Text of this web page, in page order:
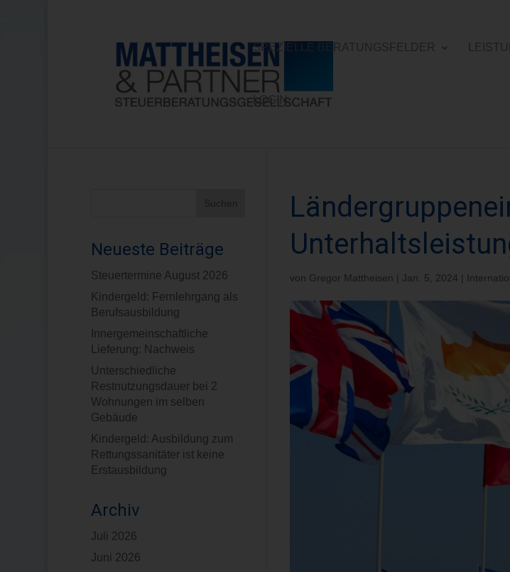
SPEZIELLE BERATUNGSFELDER
LOGIN
von Gregor Mattheisen Jan. 5, 2024
Neueste Beiträge
Steuertermine August 2026
Kindergeld: Fernlehrgang als
Berufsausbildung
Innergemeinschaftliche
Lieferung: Nachweis
Unterschiedliche
Restnutzungsdauer bei 2
Wohnungen im selben
Gebäude
Kindergeld: Ausbildung zum
Rettungssanitäter ist keine
Erstausbildung
Archiv
Juli 2026
Juni 2026